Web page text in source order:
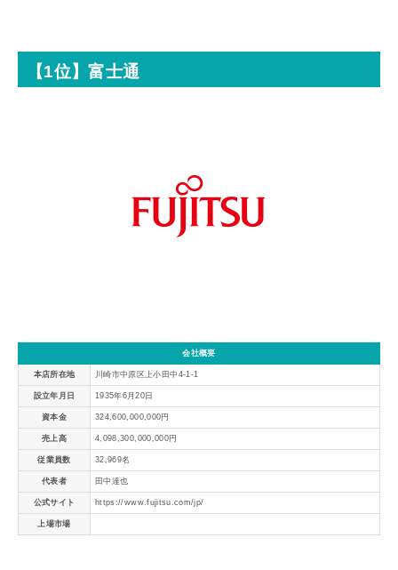
【1位】富士通
会社概要
本店所在地 川崎市中原区上小田中4-1-1
設立年月日 1935年6月20日
資本金 324,600,000,000円
売上高 4,098,300,000,000円
従業員数 32,969名
代表者 田中達也
公式サイト https://www.fujitsu.com/jp/
上場市場